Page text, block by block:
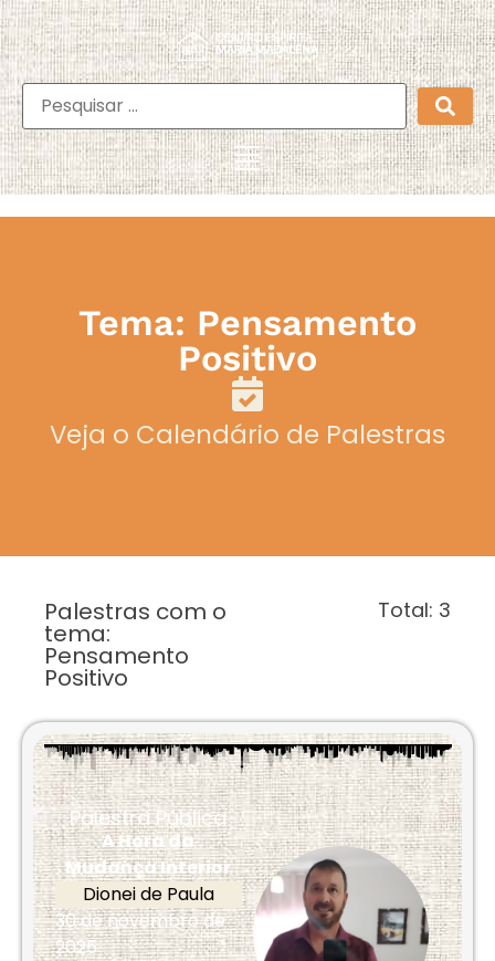
Tema: Pensamento
Positivo
Veja o Calendário de Palestras
Palestras com o
tema:
Pensamento
Positivo
Total: 3
Palestra Pública
A Hora da
Mudança Interior
Dionei de Paula
30 de novembro de
2025